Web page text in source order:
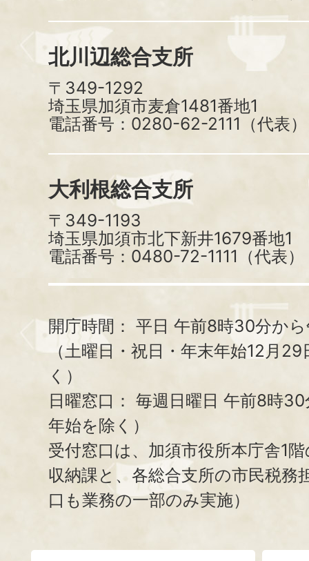
北川辺総合支所
〒349-1292
埼玉県加須市麦倉1481番地1
電話番号：0280-62-2111（代表）
大利根総合支所
〒349-1193
埼玉県加須市北下新井1679番地1
電話番号：0480-72-1111（代表）
開庁時間： 平日 午前8時30分か
（土曜日・祝日・年末年始12月
く）
日曜窓口： 毎週日曜日 午前8時
年始を除く）
受付窓口は、加須市役所本庁舎1
収納課と、 各総合支所の市民税務
口も業務の一部のみ実施）